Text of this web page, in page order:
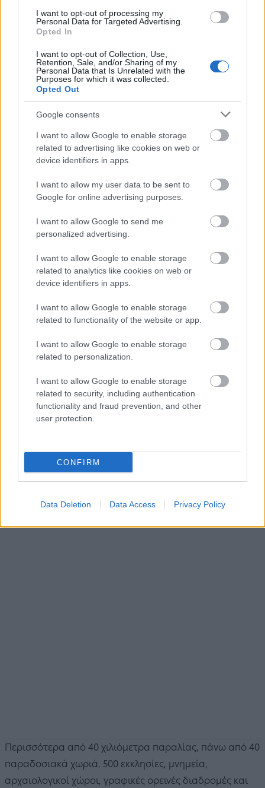
I want to opt-out of processing my
Personal Data for Targeted Advertising.
Opted In
I want to opt-out of Collection, Use,
Retention, Sale, and/or Sharing of my
Personal Data that Is Unrelated with the
Purposes for which it was collected.
Opted Out
Google consents
I want to allow Google to enable storage
related to advertising like cookies on web or
device identifiers in apps.
I want to allow my user data to be sent to
Google for online advertising purposes.
I want to allow Google to send me
personalized advertising.
I want to allow Google to enable storage
related to analytics like cookies on web or
device identifiers in apps.
I want to allow Google to enable storage
related to functionality of the website or app.
I want to allow Google to enable storage
related to personalization.
I want to allow Google to enable storage
related to security, including authentication
functionality and fraud prevention, and other
user protection.
CONFIRM
Data Deletion Data Access Privacy Policy
Το Liana Hotel & Spa αποτελεί την ιδανική βάση
εξόρμησης για να ανακαλύψετε τις ομορφιές του
μεγαλύτερου νησιού των Κυκλάδων. Οι άνθρωποι του
ξενοδοχείου θα σας βοηθήσουν να συντονίσετε όλες τις
δραστηριότητες και τις επισκέψεις σας στα αξιοθέατα
της Νάξου.
κάνετε ιππασία, πεζοπορία σε μονοπάτια και
Περισσότερα από 40 χιλιόμετρα παραλίας, πάνω από 40
παραδοσιακά χωριά, 500 εκκλησίες, μνημεία,
αρχαιολογικοί χώροι, γραφικές ορεινές διαδρομές και